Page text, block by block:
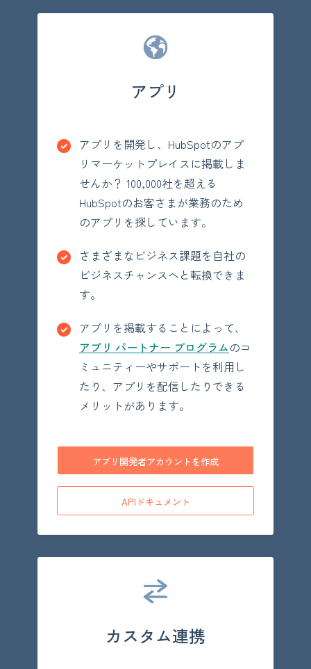
アプリ
アプリを開発し、HubSpotのアプ
リマーケットプレイスに掲載しま
せんか？ 100,000社を超える
HubSpotのお客さまが業務のため
のアプリを探しています。
さまざまなビジネス課題を自社の
ビジネスチャンスへと転換できま
す。
アプリを掲載することによって、
アプリ パートナー プログラムのコ
ミュニティーやサポートを利用し
たり、アプリを配信したりできる
メリットがあります。
アプリ開発者アカウントを作成
APIドキュメント
カスタム連携